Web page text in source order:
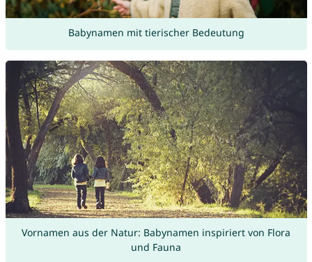
Babynamen mit tierischer Bedeutung
Vornamen aus der Natur: Babynamen inspiriert von Flora
und Fauna